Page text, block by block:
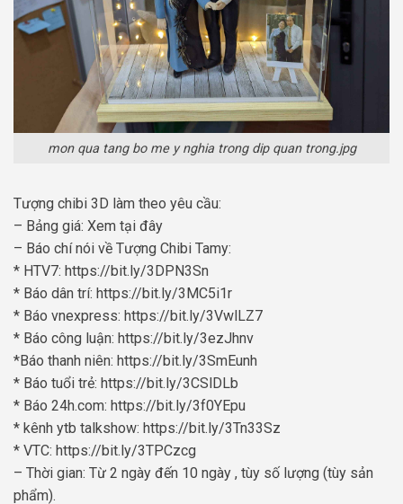
mon qua tang bo me y nghia trong dip quan trong.jpg
Tượng chibi 3D làm theo yêu cầu:
– Bảng giá: Xem tại đây
– Báo chí nói về Tượng Chibi Tamy:
* HTV7: https://bit.ly/3DPN3Sn
* Báo dân trí: https://bit.ly/3MC5i1r
* Báo vnexpress: https://bit.ly/3VwlLZ7
* Báo công luận: https://bit.ly/3ezJhnv
*Báo thanh niên: https://bit.ly/3SmEunh
* Báo tuổi trẻ: https://bit.ly/3CSlDLb
* Báo 24h.com: https://bit.ly/3f0YEpu
* kênh ytb talkshow: https://bit.ly/3Tn33Sz
* VTC: https://bit.ly/3TPCzcg
– Thời gian: Từ 2 ngày đến 10 ngày , tùy số lượng (tùy sản
phẩm).